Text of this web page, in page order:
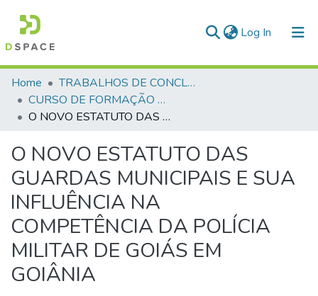
Log In (current)
Communities & Collections
All of DSpace
Home
TRABALHOS DE CONCLUSÃO DE CURSO - CFO (CURSO DE FORMAÇÃO DE OFICIAIS)
CURSO DE FORMAÇÃO DE OFICIAIS - 42ª TURMA CFO – ASPIRANTES - 2015
O NOVO ESTATUTO DAS GUARDAS MUNICIPAIS E SUA INFLUÊNCIA NA COMPETÊNCIA DA POLÍCIA MILITAR DE GOIÁS EM GOIÂNIA
O NOVO ESTATUTO DAS
GUARDAS MUNICIPAIS E SUA
INFLUÊNCIA NA
COMPETÊNCIA DA POLÍCIA
MILITAR DE GOIÁS EM
GOIÂNIA